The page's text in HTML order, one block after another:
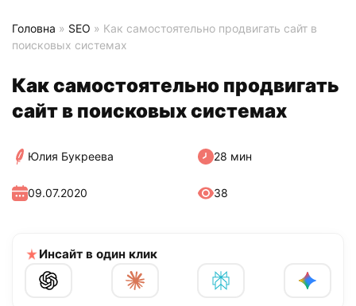
Головна » SEO » Как самостоятельно продвигать сайт в
поисковых системах
Как самостоятельно продвигать
сайт в поисковых системах
Юлия Букреева 28 мин
38
09.07.2020
Инсайт в один клик